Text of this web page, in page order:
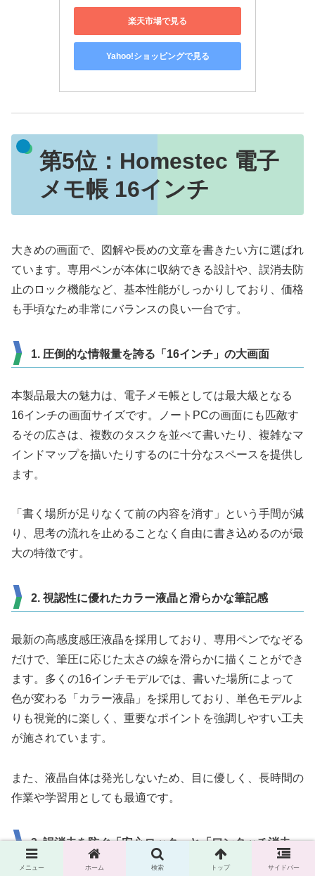
楽天市場で見る
Yahoo!ショッピングで見る
第5位： Homestec 電子
メモ帳 16インチ
大きめの画面で、図解や長めの文章を書きたい方に選ばれ
ています。専用ペンが本体に収納できる設計や、誤消去防
止のロック機能など、基本性能がしっかりしており、価格
も手頃なため非常にバランスの良い一台です。
1. 圧倒的な情報量を誇る「16インチ」の大画面
本製品最大の魅力は、電子メモ帳としては最大級となる
16インチの画面サイズです。ノートPCの画面にも匹敵す
るその広さは、複数のタスクを並べて書いたり、複雑なマ
インドマップを描いたりするのに十分なスペースを提供し
ます。
「書く場所が足りなくて前の内容を消す」という手間が減
り、思考の流れを止めることなく自由に書き込めるのが最
大の特徴です。
2. 視認性に優れたカラー液晶と滑らかな筆記感
最新の高感度感圧液晶を採用しており、専用ペンでなぞる
だけで、筆圧に応じた太さの線を滑らかに描くことができ
ます。多くの16インチモデルでは、書いた場所によって
色が変わる「カラー液晶」を採用しており、単色モデルよ
りも視覚的に楽しく、重要なポイントを強調しやすい工夫
が施されています。
また、液晶自体は発光しないため、目に優しく、長時間の
作業や学習用としても最適です。
3. 誤消去を防ぐ「安心ロック」と「ワンタッチ消去」
メニュー ホーム 検索 トップ サイドバー